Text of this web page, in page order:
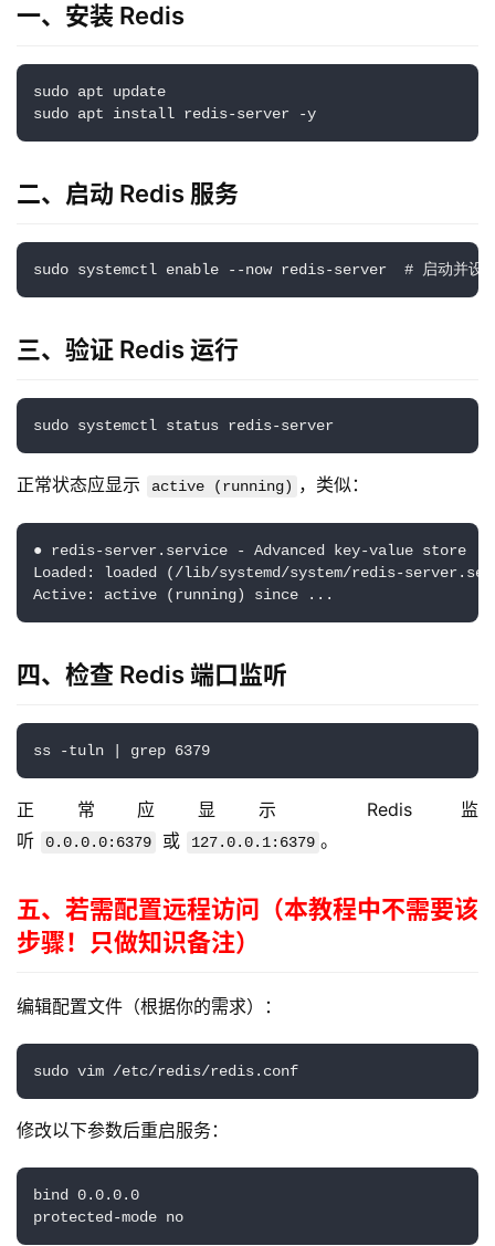
草
博
客
工
互
网
一、安装 Redis
sudo apt update
sudo apt install redis-server -y
二、启动 Redis 服务
sudo systemctl enable --now redis-server # 启动并设
三、验证 Redis 运行
sudo systemctl status redis-server
正常状态应显示 active (running) ，类似：
● redis-server.service - Advanced key-value store
Loaded: loaded (/lib/systemd/system/redis-
Active: active (running) since ...
四、检查 Redis 端口监听
ss -tuln | grep 6379
正常应显示 Redis 监
听
0.0.0.0:6379 或 127.0.0.1:6379 。
五、若需配置远程访问（本教程中不需要该
步骤！只做知识备注）
编辑配置文件（根据你的需求）：
sudo vim /etc/redis/redis.conf
修改以下参数后重启服务：
bind 0.0.0.0
protected-mode no